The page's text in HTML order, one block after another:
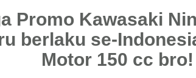
Promo Kawasaki
berlaku se-
Motor 150 cc bro!